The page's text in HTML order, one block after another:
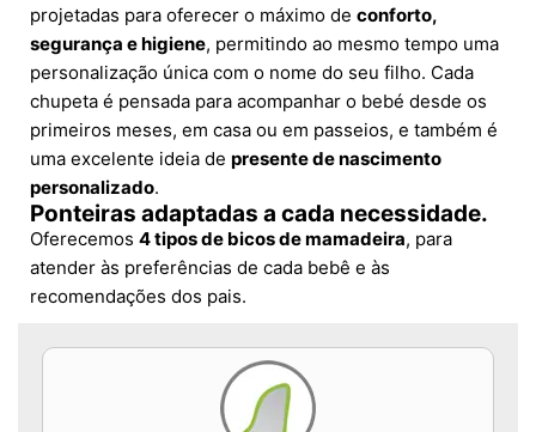
projetadas para oferecer o máximo de conforto,
segurança e higiene, permitindo ao mesmo tempo uma
personalização única com o nome do seu filho. Cada
chupeta é pensada para acompanhar o bebé desde os
primeiros meses, em casa ou em passeios, e também é
uma excelente ideia de presente de nascimento
personalizado.
Ponteiras adaptadas a cada necessidade.
Oferecemos 4 tipos de bicos de mamadeira, para
atender às preferências de cada bebê e às
recomendações dos pais.